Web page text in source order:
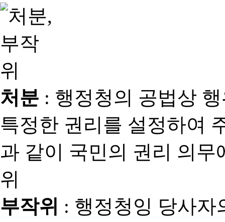
처분 : 행정청의 공법상
특정한 권리를 설정하여
과 같이 국민의 권리 의
위
부작위 : 행정청잉 당사자